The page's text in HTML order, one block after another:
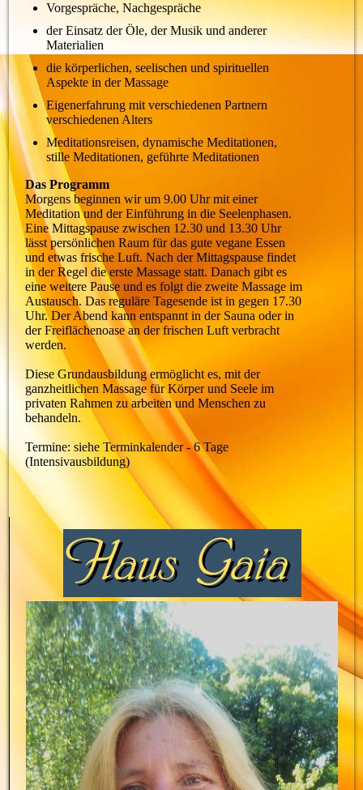
Vorgespräche, Nachgespräche
der Einsatz der Öle, der Musik und anderer
Materialien
die körperlichen, seelischen und spirituellen
Aspekte in der Massage
Eigenerfahrung mit verschiedenen Partnern
verschiedenen Alters
Meditationsreisen, dynamische Meditationen,
stille Meditationen, geführte Meditationen
Das Programm
Morgens beginnen wir um 9.00 Uhr mit einer
Meditation und der Einführung in die Seelenphasen.
Eine Mittagspause zwischen 12.30 und 13.30 Uhr
lässt persönlichen Raum für das gute vegane Essen
und etwas frische Luft. Nach der Mittagspause findet
in der Regel die erste Massage statt. Danach gibt es
eine weitere Pause und es folgt die zweite Massage im
Austausch. Das reguläre Tagesende ist in gegen 17.30
Uhr. Der Abend kann entspannt in der Sauna oder in
der Freiflächenoase an der frischen Luft verbracht
werden.
Diese Grundausbildung ermöglicht es, mit der
ganzheitlichen Massage für Körper und Seele im
privaten Rahmen zu arbeiten und Menschen zu
behandeln.
Termine: siehe Terminkalender - 6 Tage
(Intensivausbildung)